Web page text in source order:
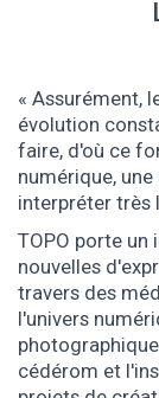
Assurément,
évolution
faire, d'où ce
numérique,
interpréter très
TOPO porte
nouvelles
travers des
l'univers
cédérom et